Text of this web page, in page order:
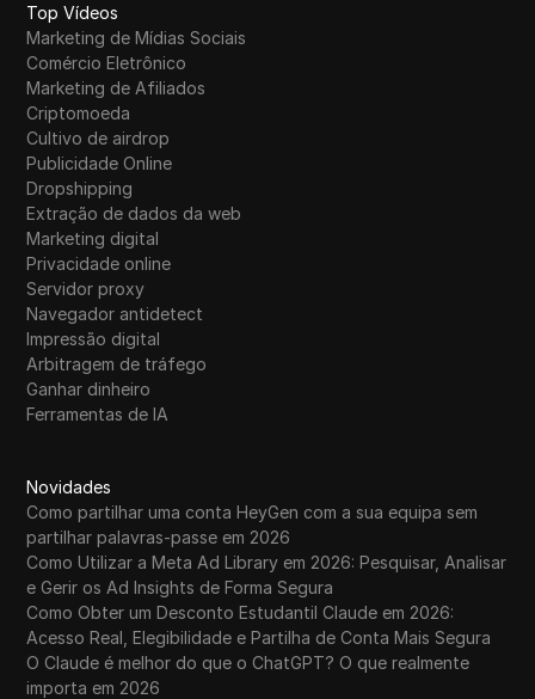
Top Vídeos
Marketing de Mídias Sociais
Comércio Eletrônico
Marketing de Afiliados
Criptomoeda
Cultivo de airdrop
Publicidade Online
Dropshipping
Extração de dados da web
Marketing digital
Privacidade online
Servidor proxy
Navegador antidetect
Impressão digital
Arbitragem de tráfego
Ganhar dinheiro
Ferramentas de IA
Novidades
Como partilhar uma conta HeyGen com a sua equipa sem
partilhar palavras-passe em 2026
Como Utilizar a Meta Ad Library em 2026: Pesquisar, Analisar
e Gerir os Ad Insights de Forma Segura
Como Obter um Desconto Estudantil Claude em 2026:
Acesso Real, Elegibilidade e Partilha de Conta Mais Segura
O Claude é melhor do que o ChatGPT? O que realmente
importa em 2026